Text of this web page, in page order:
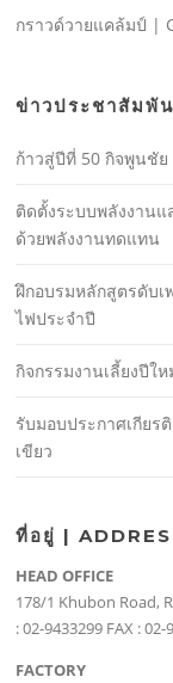
กราวด์วายแคล้มป์ |
ข่าวประชาสัมพั
ก้าวสู่ปีที่ 50 กิจพูนชัย
ติดตั้งระบบพลังงาน
ด้วยพลังงานทดแทน
ฝึกอบรมหลักสูตรดับ
ไฟประจําปี
กิจกรรมงานเลี้ยงปีใ
รับมอบประกาศเกีย
เขียว
ที่อยู่ |
HEAD OFFICE
178/1 Khubon Road,
: 02-9433299 FAX : 02-
FACTORY